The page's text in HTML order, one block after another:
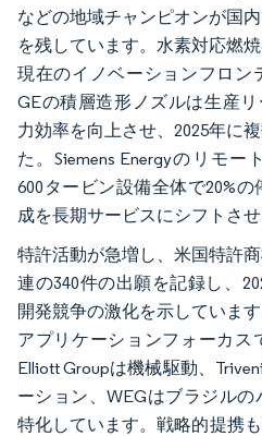
などの地域チャンピオンが国
を残しています。水素対応燃
現在のイノベーションフロン
GEの積層造形ノズルは生産
力効率を向上させ、2025年に
た。Siemens Energyのリモ
600タービン設備全体で20%
成を長期サービスにシフトさせ
特許活動が急増し、米国特許
連の340件の出願を記録し、
開発競争の激化を示していま
アプリケーションフォーカス
Elliott Groupは機械駆動、
ーション、WEGはブラジル
特化しています。戦略的提携